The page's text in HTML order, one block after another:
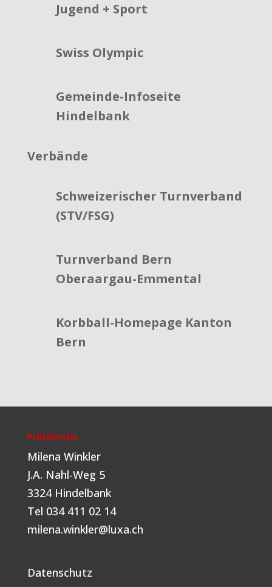
Jugend + Sport
Swiss Olympic
Gemeinde-Infoseite
Hindelbank
Verbände
Schweizerischer Turnverband
(STV/FSG)
Turnverband Bern
Oberaargau-Emmental
Korbball-Homepage Kanton
Bern
Präsidentin
Milena Winkler
J.A. Nahl-Weg 5
3324 Hindelbank
Tel 034 411 02 14
milena.winkler@luxa.ch
Datenschutz